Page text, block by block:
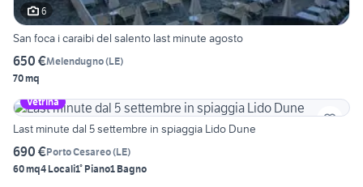
6
San foca i caraibi del salento last minute agosto
650 €Melendugno(LE)
70 mq
Vetrina
Last minute dal 5 settembre in spiaggia Lido Dune
690 €Porto Cesareo(LE)
60 mq4 Locali1° Piano1 Bagno